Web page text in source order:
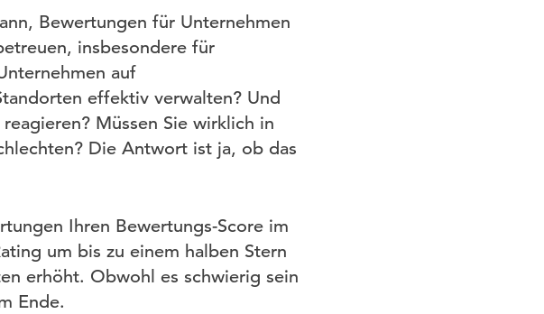
Bewertungen für Unternehmen
insbesondere für
auf
effektiv verwalten? Und
Müssen Sie wirklich in
Die Antwort ist ja, ob das
Ihren Bewertungs-Score im
um bis zu einem halben Stern
erhöht. Obwohl es schwierig sein
Ende.